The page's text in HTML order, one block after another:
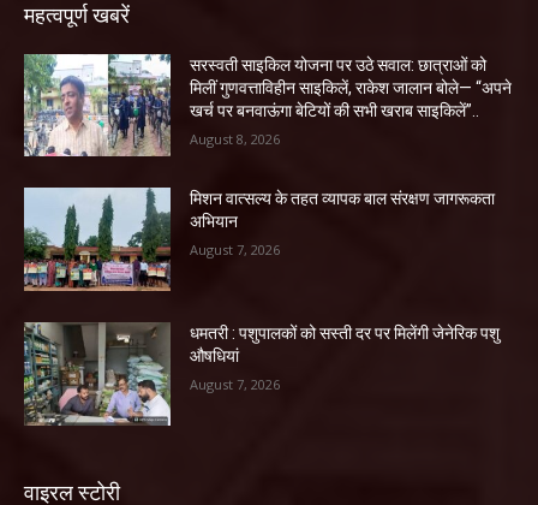
महत्वपूर्ण खबरें
सरस्वती साइकिल योजना पर उठे सवाल: छात्राओं को
मिलीं गुणवत्ताविहीन साइकिलें, राकेश जालान बोले— “अपने
खर्च पर बनवाऊंगा बेटियों की सभी खराब साइकिलें”..
August 8, 2026
मिशन वात्सल्य के तहत व्यापक बाल संरक्षण जागरूकता
अभियान
August 7, 2026
धमतरी : पशुपालकों को सस्ती दर पर मिलेंगी जेनेरिक पशु
औषधियां
August 7, 2026
वाइरल स्टोरी